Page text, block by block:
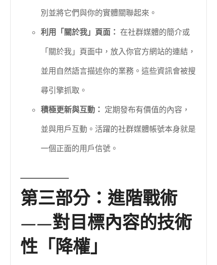
別並將它們與你的實體關聯起來。
利用「關於我」頁面： 在社群媒體的簡介或
「關於我」頁面中，放入你官方網站的連結，
並用自然語言描述你的業務。這些資訊會被搜
尋引擎抓取。
積極更新與互動： 定期發布有價值的內容，
並與用戶互動。活躍的社群媒體帳號本身就是
一個正面的用戶信號。
第三部分：進階戰術
——對目標內容的技術
性「降權」